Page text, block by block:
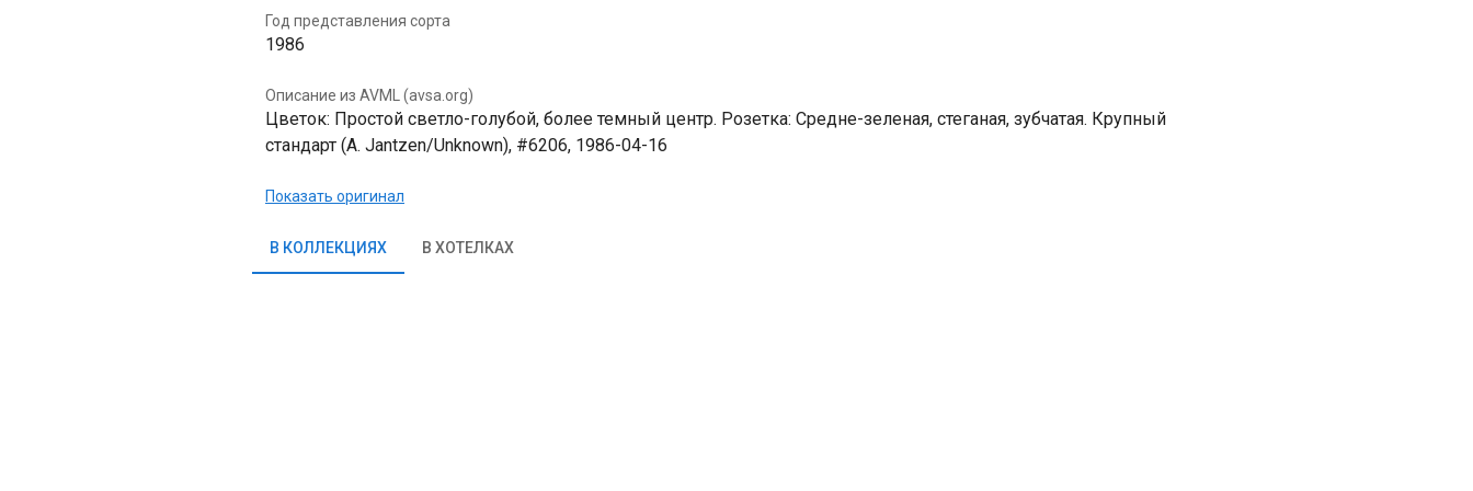
Год представления сорта
1986
Описание из AVML (avsa.org)
Цветок: Простой светло-голубой, более темный центр. Розетка: Средне-зеленая, стеганая, зубчатая. Крупный
стандарт (A. Jantzen/Unknown), #6206, 1986-04-16
Показать оригинал
В КОЛЛЕКЦИЯХ В ХОТЕЛКАХ